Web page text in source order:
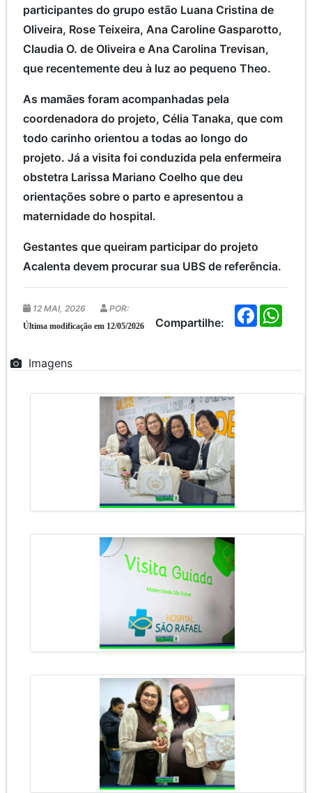
participantes do grupo estão Luana Cristina de
Oliveira, Rose Teixeira, Ana Caroline Gasparotto,
Claudia O. de Oliveira e Ana Carolina Trevisan,
que recentemente deu à luz ao pequeno Theo.
As mamães foram acompanhadas pela
coordenadora do projeto, Célia Tanaka, que com
todo carinho orientou a todas ao longo do
projeto. Já a visita foi conduzida pela enfermeira
obstetra Larissa Mariano Coelho que deu
orientações sobre o parto e apresentou a
maternidade do hospital.
Gestantes que queiram participar do projeto
Acalenta devem procurar sua UBS de referência.
Compartilhe:
F
a
12 MAI, 2026 POR:
Última modificação em 12/05/2026
Imagens